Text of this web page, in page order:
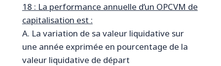
18 : La performance annuelle d’un OPCVM de
capitalisation est :
A. La variation de sa valeur liquidative sur
une année exprimée en pourcentage de la
valeur liquidative de départ